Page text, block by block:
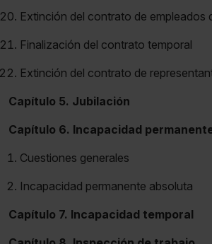
Extinción del contrato de empleados
Finalización del contrato temporal
Extinción del contrato de
Capítulo 5. Jubilación
Capítulo 6. Incapacidad
Cuestiones generales
Incapacidad permanente absoluta
Capítulo 7. Incapacidad temporal